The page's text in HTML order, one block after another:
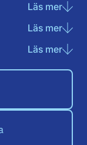
Läs merom
Läs merom
Läs merom